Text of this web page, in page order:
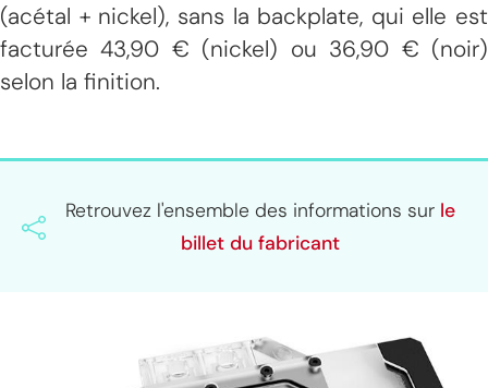
(acétal + nickel), sans la backplate, qui elle est
facturée 43,90 € (nickel) ou 36,90 € (noir)
selon la finition.
Retrouvez l'ensemble des informations sur le
billet du fabricant